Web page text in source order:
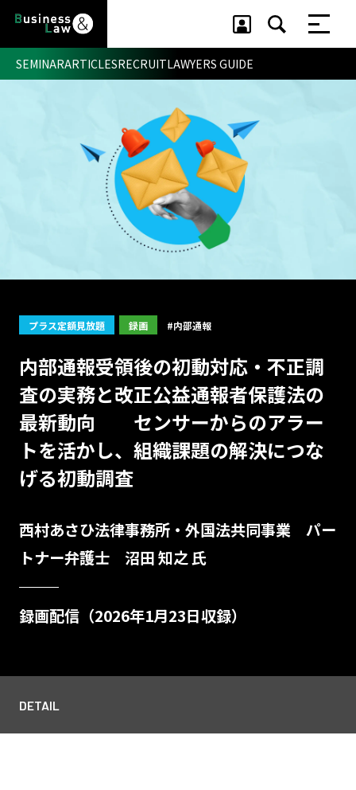
SEMINARARTICLESRECRUITLAWYERS GUIDE
プラス定額見放題 録画 #内部通報
内部通報受領後の初動対応・不正調
査の実務と改正公益通報者保護法の
最新動向 センサーからのアラー
トを活かし、組織課題の解決につな
げる初動調査
西村あさひ法律事務所・外国法共同事業 パー
トナー弁護士 沼田 知之 氏
録画配信（2026年1月23日収録）
DETAIL